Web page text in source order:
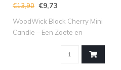
€13,90 €9,73
WoodWick Black Cherry Mini
Candle – Een Zoete en